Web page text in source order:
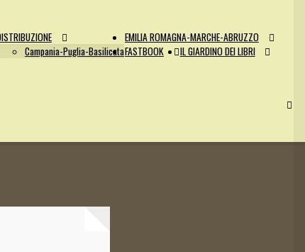
Campania-Puglia-Basilicata
EMILIA ROMAGNA-MARCHE-ABRUZZO
FASTBOOK
IL GIARDINO DEI LIBRI